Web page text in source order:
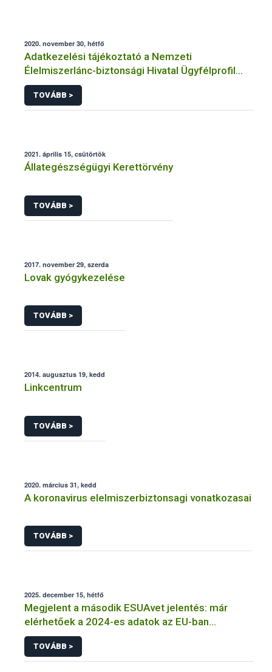
2020. november 30, hétfő
Adatkezelési tájékoztató a Nemzeti
Élelmiszerlánc-biztonsági Hivatal Ügyfélprofil
Rendszerben állatgyógyászati termékek
témakörben közhatalmi eljárásaihoz kapcsolódó
adatkezeléséhez
TOVÁBB >
2021. április 15, csütörtök
Állategészségügyi Kerettörvény
TOVÁBB >
2017. november 29, szerda
Lovak gyógykezelése
TOVÁBB >
2014. augusztus 19, kedd
Linkcentrum
TOVÁBB >
2020. március 31, kedd
A koronavirus elelmiszerbiztonsagi vonatkozasai
TOVÁBB >
2025. december 15, hétfő
Megjelent a második ESUAvet jelentés: már
elérhetőek a 2024-es adatok az EU-ban
értékesített és felhasznált állatgyógyászati
antimikrobiális szerekről
TOVÁBB >